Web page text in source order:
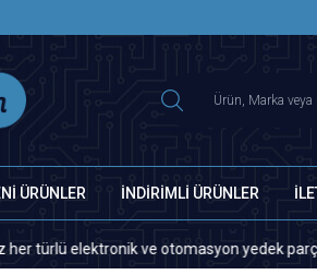
ÜRÜNLER İNDİRİMLİ ÜRÜNLER
ve otomasyon yedek parça için